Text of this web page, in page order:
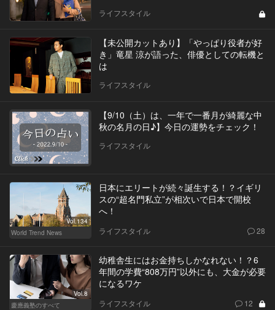
ライフスタイル
【未公開カットあり】「やっぱり役者が好
き」竜星 涼が語った、俳優としての転機と
は
ライフスタイル
【9/10（土）は、一年で一番月が綺麗な中
秋の名月の日♪】今日の運勢をチェック！
ライフスタイル
Vol.134
World Trend News
日本にエリートが続々誕生する！？イギリ
スの“超名門私立”が相次いで日本で開校
へ！
ライフスタイル 28
Vol.8
慶應義塾のすべて
幼稚舎生にはお金持ちしかなれない！？6
年間の学費“808万円”以外にも、大金が必要
になるワケ
ライフスタイル 12